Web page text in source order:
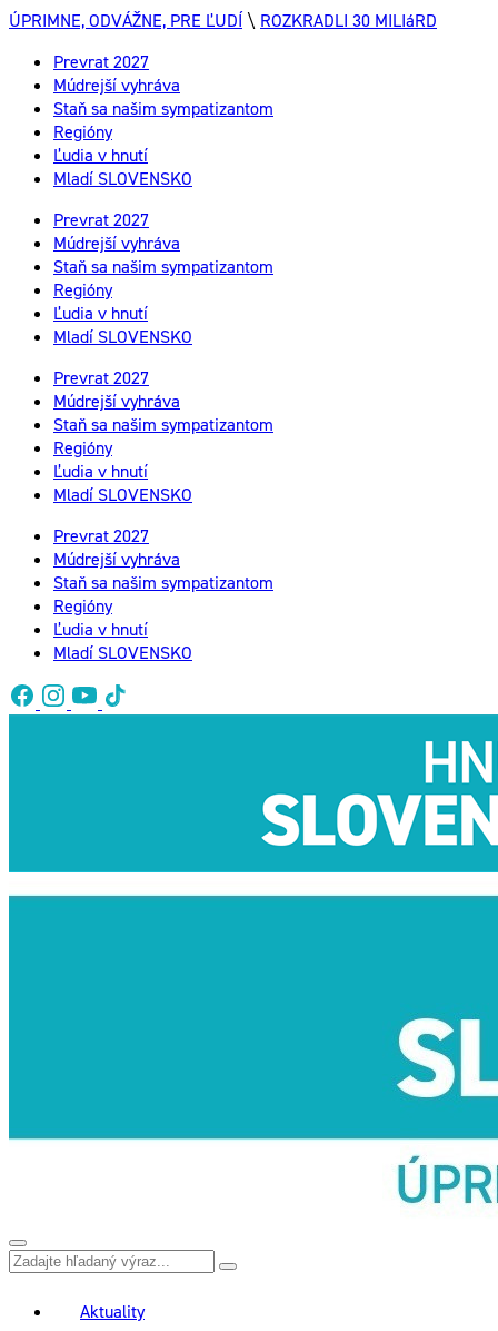
ÚPRIMNE, ODVÁŽNE, PRE ĽUDÍ \ ROZKRADLI 30 MILIáRD
Prevrat 2027
Múdrejší vyhráva
Staň sa našim sympatizantom
Regióny
Ľudia v hnutí
Mladí SLOVENSKO
Prevrat 2027
Múdrejší vyhráva
Staň sa našim sympatizantom
Regióny
Ľudia v hnutí
Mladí SLOVENSKO
Prevrat 2027
Múdrejší vyhráva
Staň sa našim sympatizantom
Regióny
Ľudia v hnutí
Mladí SLOVENSKO
Prevrat 2027
Múdrejší vyhráva
Staň sa našim sympatizantom
Regióny
Ľudia v hnutí
Mladí SLOVENSKO
Aktuality